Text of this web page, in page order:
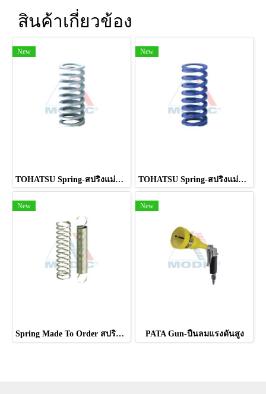
สินค้าเกี่ยวข้อง
New
TOHATSU Spring-สปริงแม่พิมพ์ มาตรฐานญี่ปุ่น สีเทา
New
TOHATSU Spring-สปริงแม่พิมพ์ มาตรฐานญี่ปุ่น สีม่วง
New
Spring Made To Order สปริงสั่งทำตามแบบ
New
PATA Gun-ปืนลมแรงดันสูง